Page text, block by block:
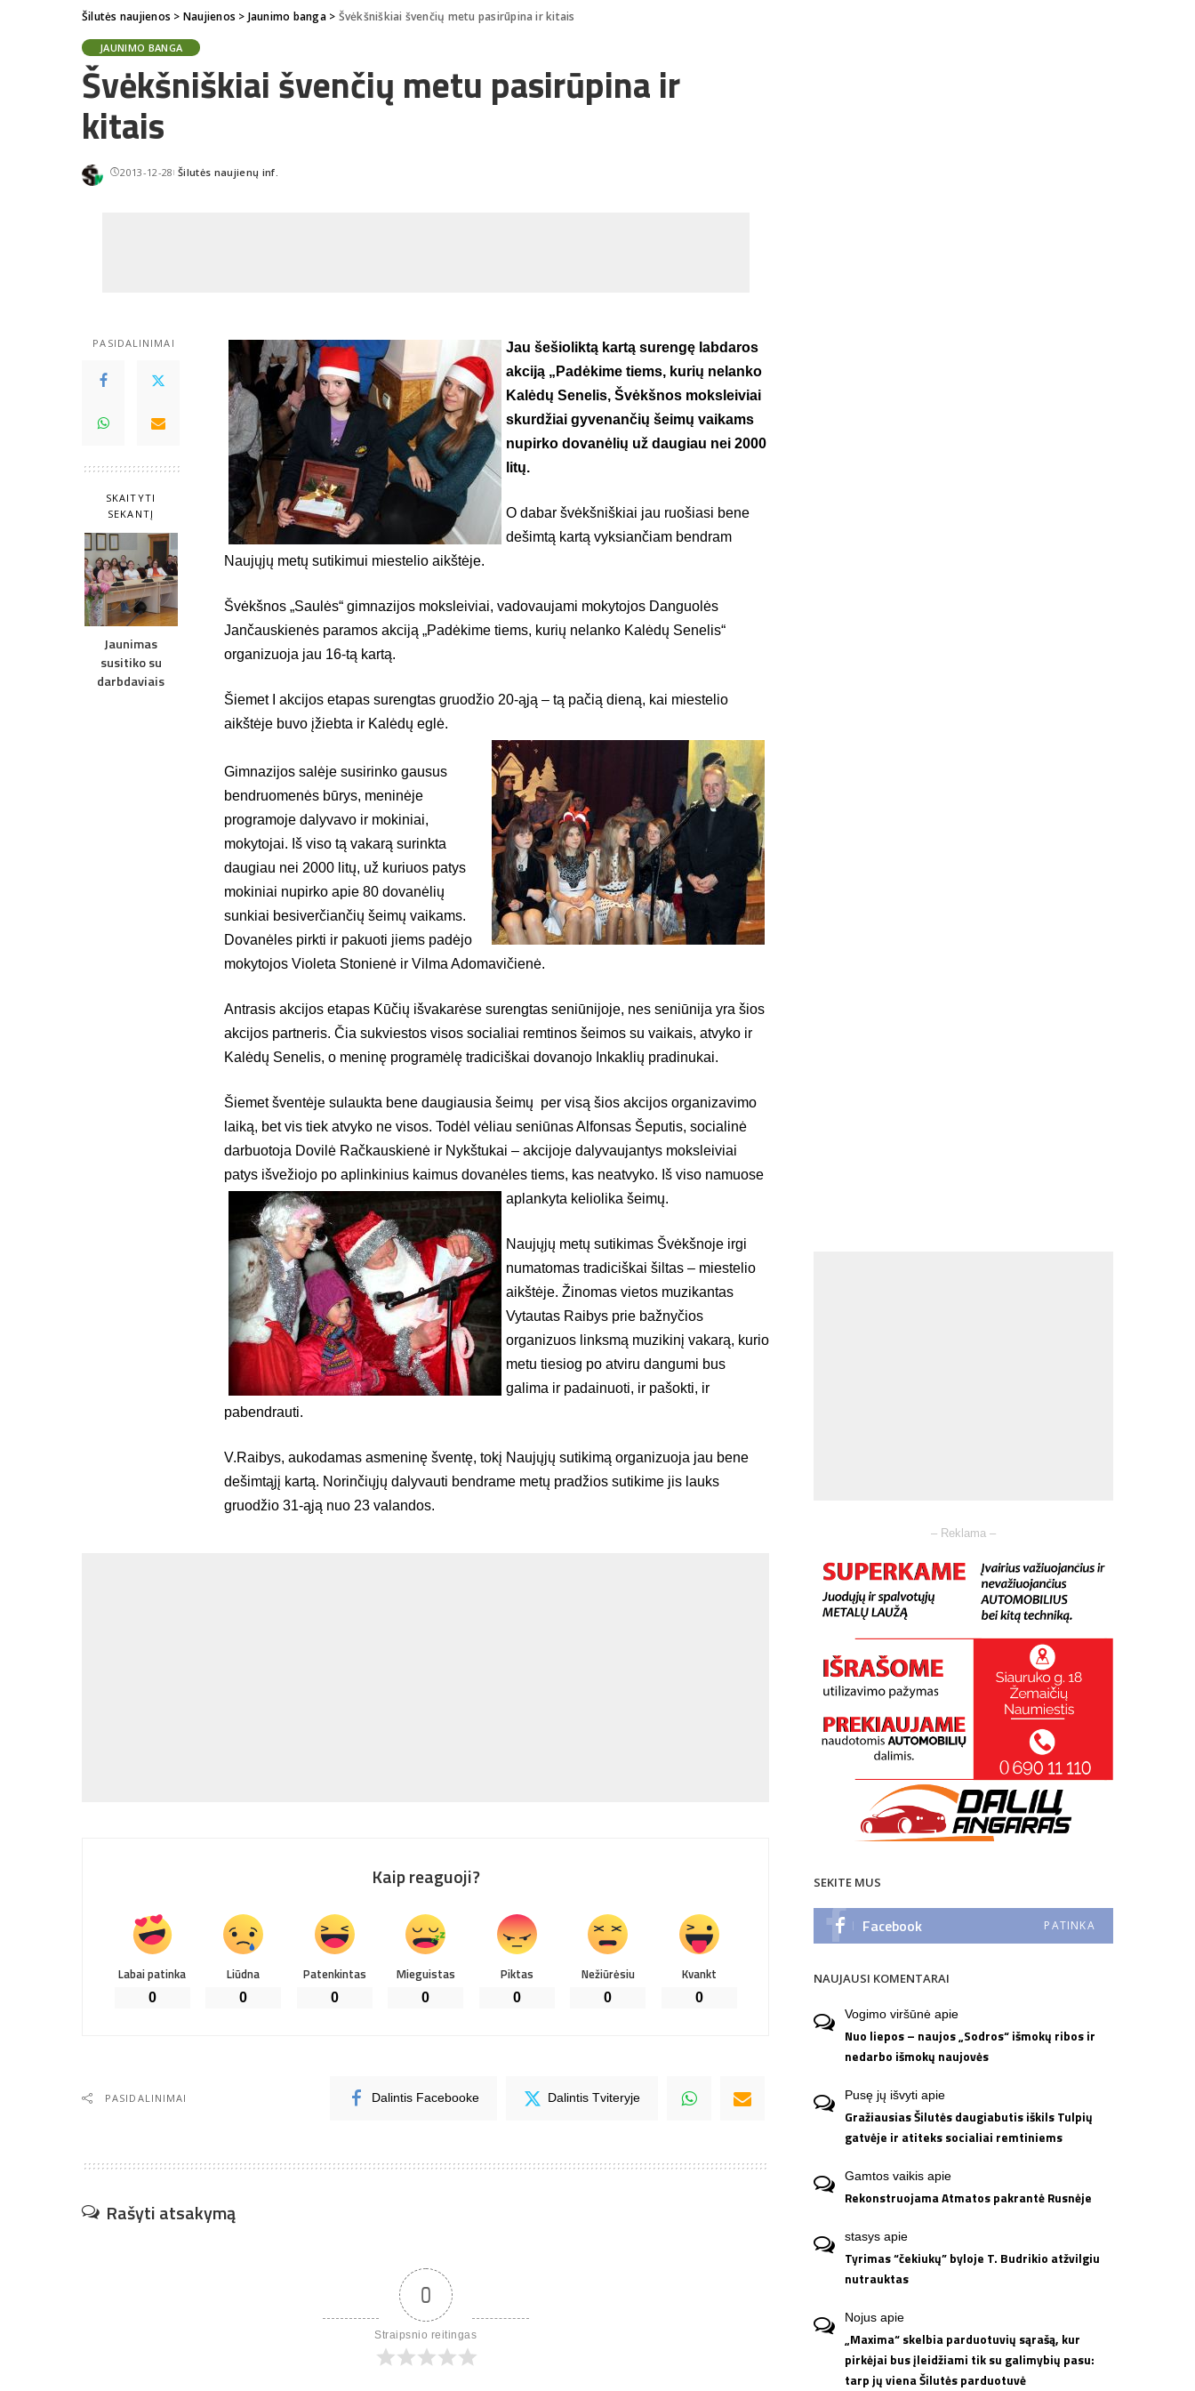
Šilutės naujienos > Naujienos > Jaunimo banga> Švėkšniškiai švenčių metu pasirūpina ir kitais
JAUNIMO BANGA
Švėkšniškiai švenčių metu pasirūpina ir
kitais
2013-12-28Posted
Šilutės naujienų inf.
PASIDALINIMAI
SKAITYTI
SEKANTĮ
Jaunimas
susitiko su
darbdaviais
Jau šešioliktą kartą surengę labdaros
akciją „Padėkime tiems, kurių nelanko
Kalėdų Senelis, Švėkšnos moksleiviai
skurdžiai gyvenančių šeimų vaikams
nupirko dovanėlių už daugiau nei 2000
litų.
O dabar švėkšniškiai jau ruošiasi bene
dešimtą kartą vyksiančiam bendram
Naujųjų metų sutikimui miestelio aikštėje.
Švėkšnos „Saulės“ gimnazijos moksleiviai, vadovaujami mokytojos Danguolės
Jančauskienės paramos akciją „Padėkime tiems, kurių nelanko Kalėdų Senelis“
organizuoja jau 16-tą kartą.
Šiemet I akcijos etapas surengtas gruodžio 20-ąją – tą pačią dieną, kai miestelio
aikštėje buvo įžiebta ir Kalėdų eglė.
Gimnazijos salėje susirinko gausus
bendruomenės būrys, meninėje
programoje dalyvavo ir mokiniai,
mokytojai. Iš viso tą vakarą surinkta
daugiau nei 2000 litų, už kuriuos patys
mokiniai nupirko apie 80 dovanėlių
sunkiai besiverčiančių šeimų vaikams.
Dovanėles pirkti ir pakuoti jiems padėjo
mokytojos Violeta Stonienė ir Vilma Adomavičienė.
Antrasis akcijos etapas Kūčių išvakarėse surengtas seniūnijoje, nes seniūnija yra šios
akcijos partneris. Čia sukviestos visos socialiai remtinos šeimos su vaikais, atvyko ir
Kalėdų Senelis, o meninę programėlę tradiciškai dovanojo Inkaklių pradinukai.
Šiemet šventėje sulaukta bene daugiausia šeimų per visą šios akcijos organizavimo
laiką, bet vis tiek atvyko ne visos. Todėl vėliau seniūnas Alfonsas Šeputis, socialinė
darbuotoja Dovilė Račkauskienė ir Nykštukai – akcijoje dalyvaujantys moksleiviai
patys išvežiojo po aplinkinius kaimus dovanėles tiems, kas neatvyko. Iš viso namuose
aplankyta keliolika šeimų.
Naujųjų metų sutikimas Švėkšnoje irgi
numatomas tradiciškai šiltas – miestelio
aikštėje. Žinomas vietos muzikantas
Vytautas Raibys prie bažnyčios
organizuos linksmą muzikinį vakarą, kurio
metu tiesiog po atviru dangumi bus
galima ir padainuoti, ir pašokti, ir
pabendrauti.
V.Raibys, aukodamas asmeninę šventę, tokį Naujųjų sutikimą organizuoja jau bene
dešimtąjį kartą. Norinčiųjų dalyvauti bendrame metų pradžios sutikime jis lauks
gruodžio 31-ąją nuo 23 valandos.
Kaip reaguoji?
Labai patinka
0
Liūdna
0
Patenkintas
0
Mieguistas
0
Piktas
0
Nežiūrėsiu
0
Kvankt
0
PASIDALINIMAI Dalintis Facebooke Dalintis Tviteryje
Rašyti atsakymą
0
Straipsnio reitingas
– Reklama –
SEKITE MUS
Facebook PATINKA
NAUJAUSI KOMENTARAI
Vogimo viršūnė apie
Nuo liepos – naujos „Sodros“ išmokų ribos ir
nedarbo išmokų naujovės
Pusę jų išvyti apie
Gražiausias Šilutės daugiabutis iškils Tulpių
gatvėje ir atiteks socialiai remtiniems
Gamtos vaikis apie
Rekonstruojama Atmatos pakrantė Rusnėje
stasys apie
Tyrimas “čekiukų” byloje T. Budrikio atžvilgiu
nutrauktas
Nojus apie
„Maxima“ skelbia parduotuvių sąrašą, kur
pirkėjai bus įleidžiami tik su galimybių pasu:
tarp jų viena Šilutės parduotuvė